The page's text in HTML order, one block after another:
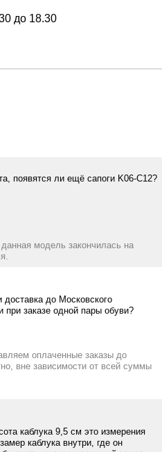
до 18.30
появятся ли ещё сапоги K06-C12?
модель закончилась на
до Московского
при заказе одной пары обуви?
оплаченные заказы до
вне зависимости от всей суммы
каблука 9,5 см это измерения
каблука внутри, где он